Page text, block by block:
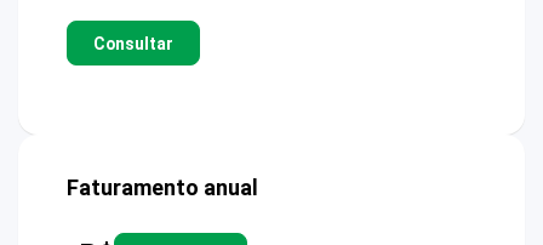
Consultar
Faturamento anual